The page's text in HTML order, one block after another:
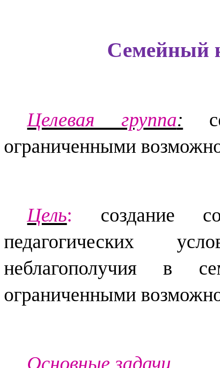
Семейный
Целевая группа:
ограниченными
Цель: создание
педагогических
неблагополучия в
ограниченными
Основные задачи.